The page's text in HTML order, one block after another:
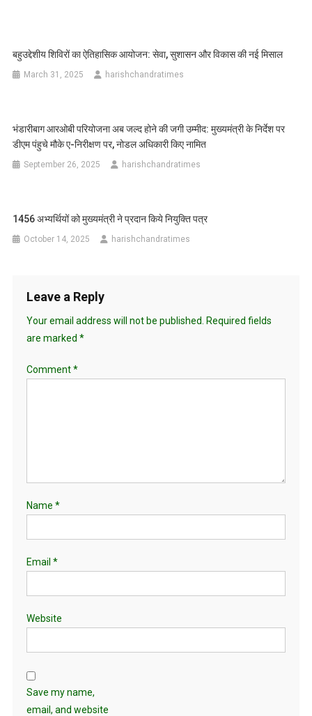
बहुउद्देशीय शिविरों का ऐतिहासिक आयोजन: सेवा, सुशासन और विकास की नई मिसाल
March 31, 2025 harishchandratimes
भंडारीबाग आरओबी परियोजना अब जल्द होने की जगी उम्मीद: मुख्यमंत्री के निर्देश पर
डीएम पंहुचे मौके ए-निरीक्षण पर, नोडल अधिकारी किए नामित
September 26, 2025 harishchandratimes
1456 अभ्यर्थियों को मुख्यमंत्री ने प्रदान किये नियुक्ति पत्र
October 14, 2025 harishchandratimes
Leave a Reply
Your email address will not be published.
Required fields
are marked *
Comment*
Name *
Email *
Website
Save my name,
email, and website